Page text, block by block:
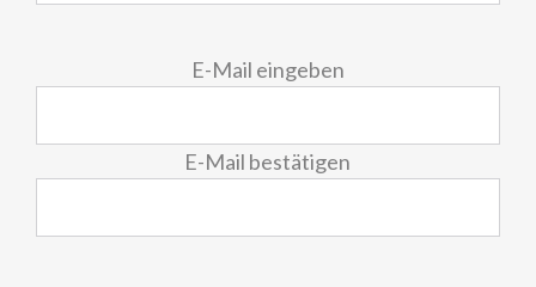
E-Mail eingeben
E-Mail bestätigen